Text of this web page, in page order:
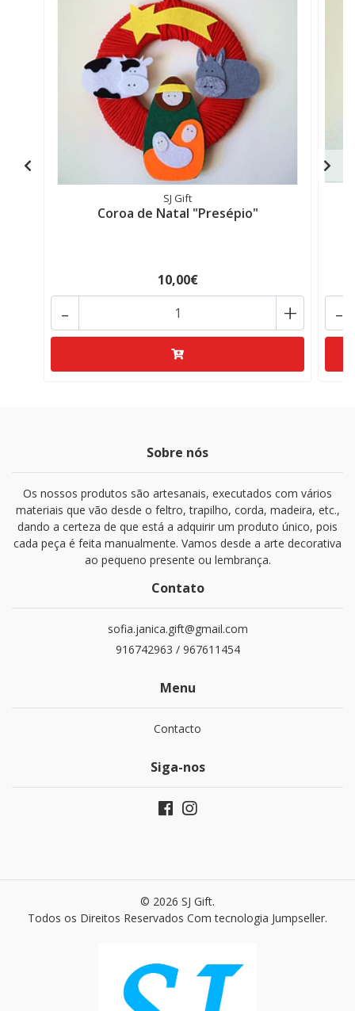
SJ Gift
Coroa de Natal "Presépio"
10,00€
+
- -
Sobre nós
Os nossos produtos são artesanais, executados com vários
materiais que vão desde o feltro, trapilho, corda, madeira, etc.,
dando a certeza de que está a adquirir um produto único, pois
cada peça é feita manualmente. Vamos desde a arte decorativa
ao pequeno presente ou lembrança.
Contato
sofia.janica.gift@gmail.com
916742963 / 967611454
Menu
Contacto
Siga-nos
© 2026 SJ Gift.
Todos os Direitos Reservados Com tecnologia Jumpseller.